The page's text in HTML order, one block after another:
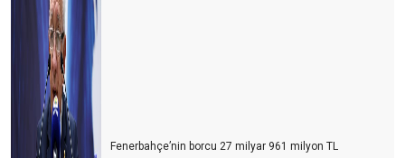
Fenerbahçe’nin borcu 27 milyar 961 milyon TL